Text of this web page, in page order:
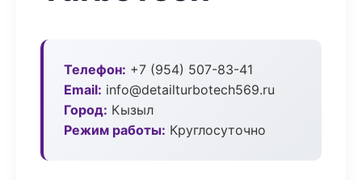
Телефон: +7 (954) 507-83-41
Email: info@detailturbotech569.ru
Город: Кызыл
Режим работы: Круглосуточно